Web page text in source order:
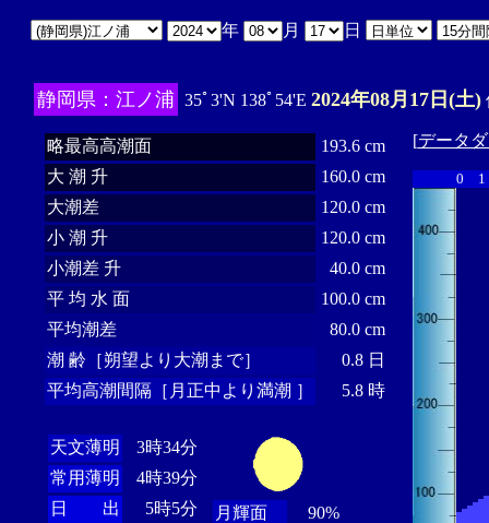
年 月 日
静岡県：江ノ浦 35ﾟ3'N 138ﾟ54'E 2024年08月17日(土)
略最高高潮面
193.6 cm
大 潮 升
160.0 cm
大潮差
120.0 cm
小 潮 升
120.0 cm
小潮差 升
40.0 cm
平 均 水 面
100.0 cm
平均潮差
80.0 cm
潮 齢［朔望より大潮まで］
0.8 日
平均高潮間隔［月正中より満潮 ］
5.8 時
天文薄明
3時34分
常用薄明
4時39分
日 出
5時5分
月輝面
90%
[データ
0 1